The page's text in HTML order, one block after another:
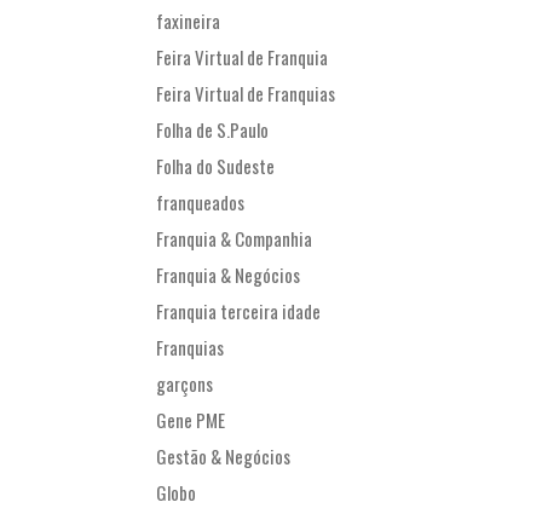
faxineira
Feira Virtual de Franquia
Feira Virtual de Franquias
Folha de S.Paulo
Folha do Sudeste
franqueados
Franquia & Companhia
Franquia & Negócios
Franquia terceira idade
Franquias
garçons
Gene PME
Gestão & Negócios
Globo